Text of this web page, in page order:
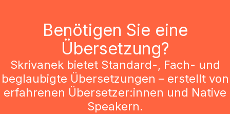
Benötigen Sie eine
Übersetzung?
Skrivanek bietet Standard-, Fach- und
beglaubigte Übersetzungen – erstellt von
erfahrenen Übersetzer:innen und Native
Speakern.